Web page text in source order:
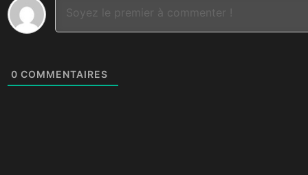
0 COMMENTAIRES